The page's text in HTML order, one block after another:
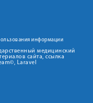
информации
медицинский
сайта, ссылка
Laravel